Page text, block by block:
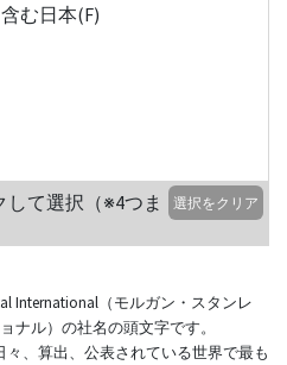
む日本(F)
て選択（※4つま
選択をクリア
International（モルガン・スタンレ
ナル）の社名の頭文字です。
々、算出、公表されている世界で最も